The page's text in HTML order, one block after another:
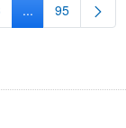
...PáginasPágina
95